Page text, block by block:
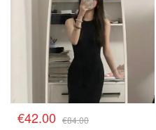
€42.00 €84.00